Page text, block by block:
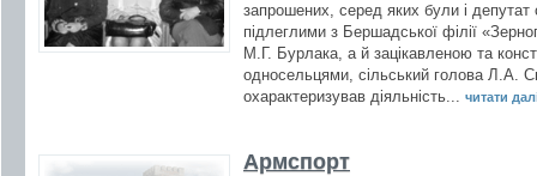
запрошених, серед яких були і
підлеглими з Бершадської філії
М.Г. Бурлака, а й зацікавленою та
односельцями, сільський голова Л.А.
охарактеризував діяльність... читати
Армспорт